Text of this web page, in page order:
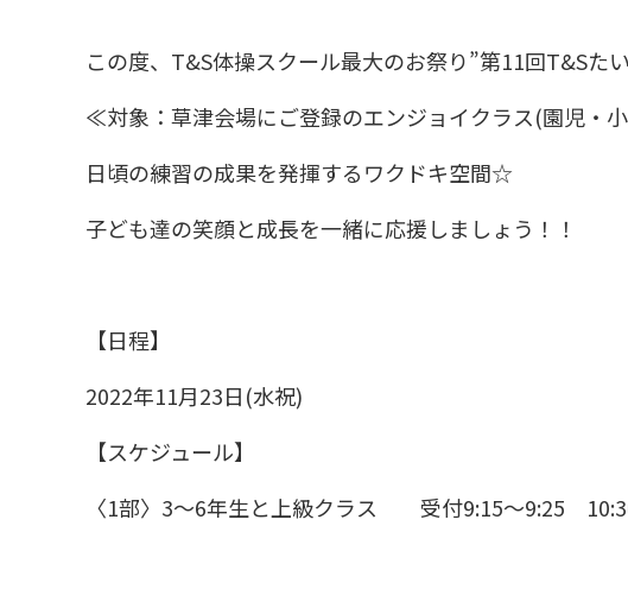
この度、T&S体操スクール最大のお祭り”第11回T&Sた
≪対象：草津会場にご登録のエンジョイクラス(園児・
日頃の練習の成果を発揮するワクドキ空間☆
子ども達の笑顔と成長を一緒に応援しましょう！！
【日程】
2022年11月23日(水祝)
【スケジュール】
〈1部〉3～6年生と上級クラス 受付9:15～9:25